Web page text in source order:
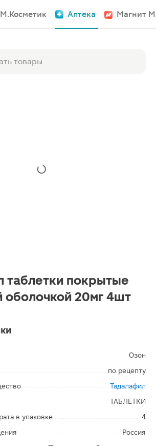
М.Косметик Аптека Магнит
таблетки покрытые
оболочкой 20мг 4шт
Озон
по рецепту
Тадалафил
ТАБЛЕТКИ
в упаковке
4
Россия